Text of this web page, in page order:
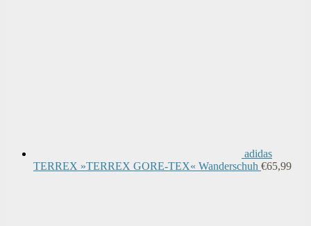
adidas
TERREX »TERREX GORE-TEX« Wanderschuh €65,99